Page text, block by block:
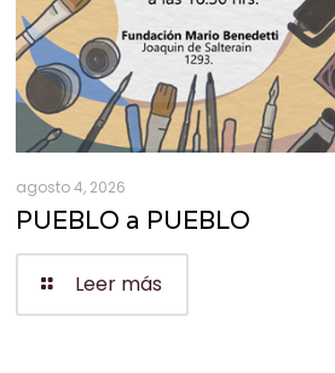
agosto 4, 2026
PUEBLO a PUEBLO
Leer más